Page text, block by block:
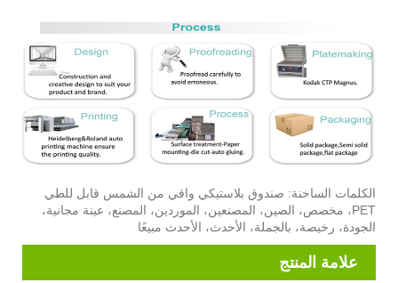
الكلمات الساخنة: صندوق بلاستيكي واقي من الشمس قابل للطي
PET، مخصص، الصين، المصنعين، الموردين، المصنع، عينة مجانية،
الجودة، رخيصة، بالجملة، الأحدث، الأحدث مبيعًا
علامة المنتج